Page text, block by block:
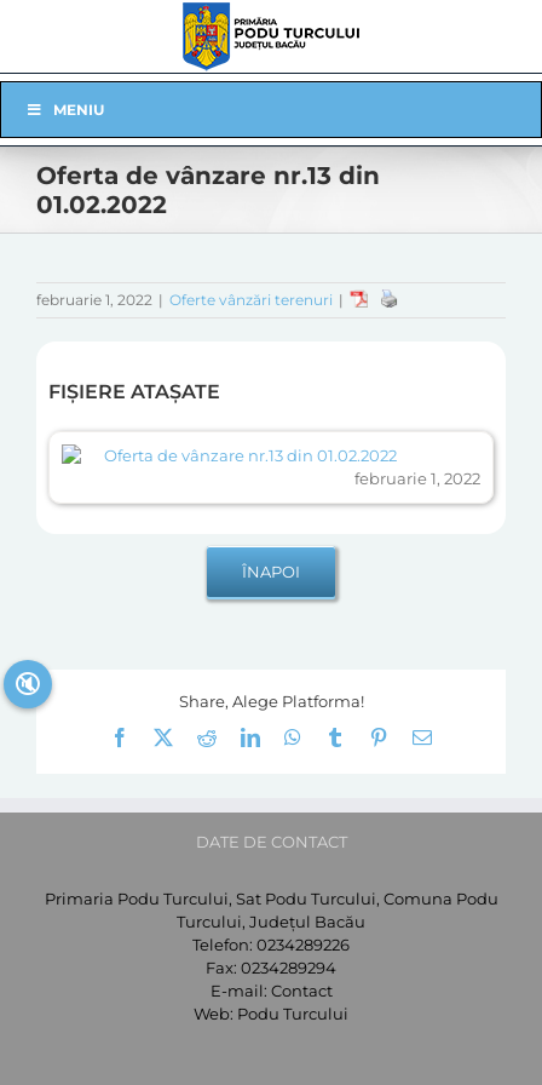
Navigation
MENIU
Oferta de vânzare nr.13 din
01.02.2022
februarie 1, 2022 | Oferte vânzări terenuri |
FIȘIERE ATAȘATE
Oferta de vânzare nr.13 din 01.02.2022
februarie 1, 2022
Share, Alege Platforma!
Facebook
RedditLinkedInWhatsApp
Tumblr Pinterest
E-
DATE DE CONTACT
Primaria Podu Turcului, Sat Podu Turcului, Comuna Podu
Turcului, Județul Bacău
Telefon: 0234289226
Fax: 0234289294
E-mail: Contact
Web: Podu Turcului
🔇